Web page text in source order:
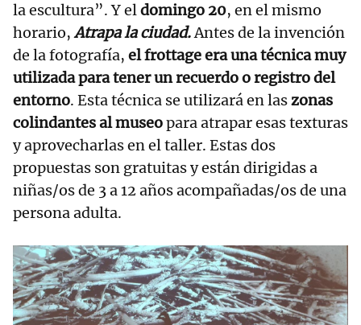
la escultura”. Y eldomingo 20, en el mismo
horario,Atrapa la ciudad.Antes de la invención
de la fotografía, el frottage era una técnica muy
utilizada para tener un recuerdo o registro del
entorno. Esta técnica se utilizará en laszonas
colindantes al museopara atrapar esas texturas
y aprovecharlas en el taller. Estas dos
propuestas son gratuitas y están dirigidas a
niñas/os de 3 a 12 años acompañadas/os de una
persona adulta.